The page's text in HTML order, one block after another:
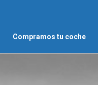
Compramos tu coche